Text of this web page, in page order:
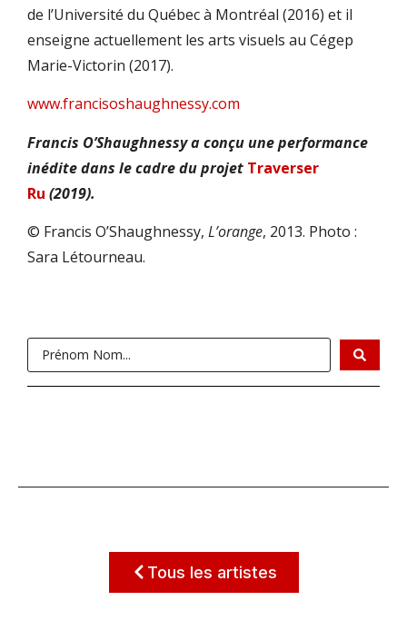
de l’Université du Québec à Montréal (2016) et il
enseigne actuellement les arts visuels au Cégep
Marie-Victorin (2017).
www.francisoshaughnessy.com
Francis O’Shaughnessya conçu une performance
inédite dans le cadre du projet Traverser
Ru (2019).
© Francis O’Shaughnessy, L’orange, 2013. Photo :
Sara Létourneau.
Tous les artistes